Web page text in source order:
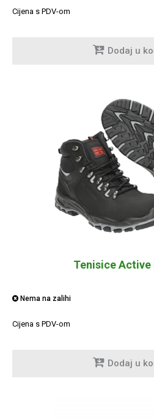
Cijena s PDV-om
Dodaj u
Tenisice Active
Nema na zalihi
Cijena s PDV-om
Dodaj u